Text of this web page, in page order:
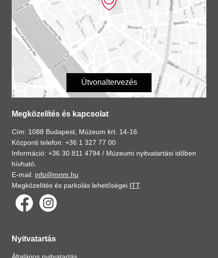
Útvonaltervezés
Megközelítés és kapcsolat
Cím: 1088 Budapest, Múzeum krt. 14-16.
Központi telefon: +36 1 327 77 00
Információ: +36 30 811 4794 / Múzeumi nyitvatartási időben
hívható.
E-mail: info@mnm.hu
Megközelítés és parkolás lehetőségei ITT.
Nyitvatartás